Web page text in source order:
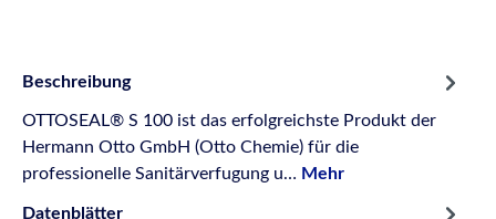
Beschreibung
OTTOSEAL® S 100 ist das erfolgreichste Produkt der
Hermann Otto GmbH (Otto Chemie) für die
professionelle Sanitärverfugung u… Mehr
Datenblätter